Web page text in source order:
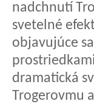
nadchnutí
svetelné
objavujúce
dramatická
Trogerovmu